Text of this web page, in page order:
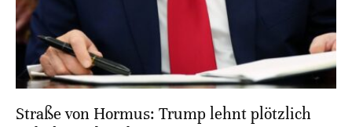
Straße von Hormus: Trump lehnt plötzlich